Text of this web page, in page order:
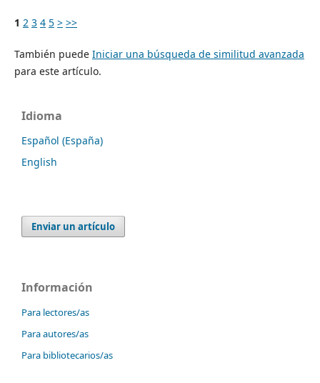
1 2 3 4 5 > >>
También puede Iniciar una búsqueda de similitud avanzada
para este artículo.
Idioma
Español (España)
English
Enviar un artículo
Información
Para lectores/as
Para autores/as
Para bibliotecarios/as